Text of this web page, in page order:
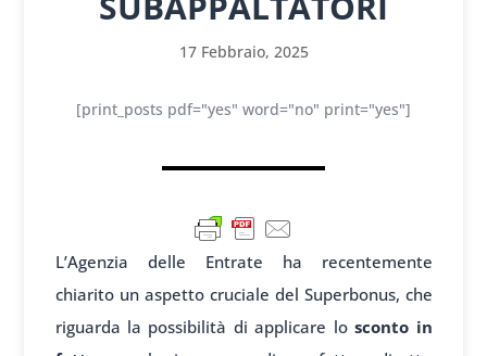
17 Febbraio, 2025
[print_posts pdf="yes" word="no" print="yes"]
L’Agenzia delle Entrate ha recentemente
chiarito un aspetto cruciale del Superbonus, che
riguarda la possibilità di applicare losconto in